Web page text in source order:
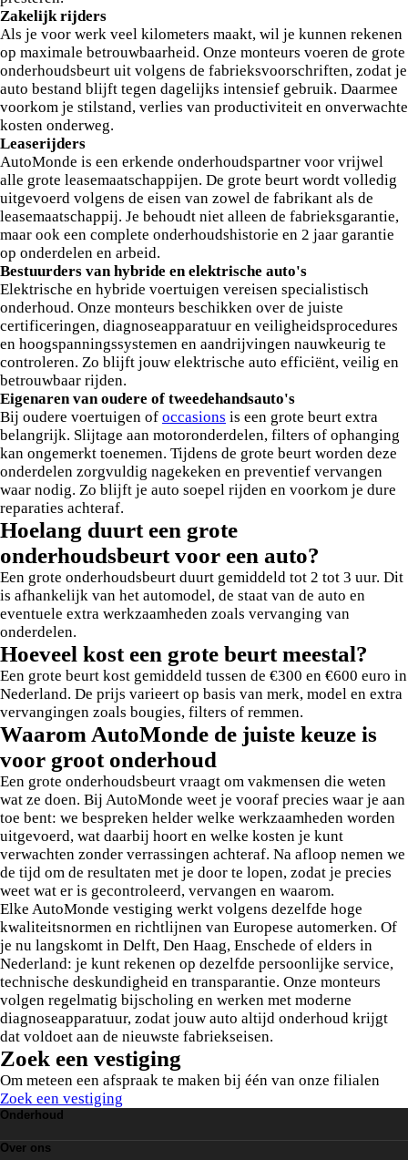
Zakelijk rijders
Als je voor werk veel kilometers maakt, wil je kunnen rekenen
op maximale betrouwbaarheid. Onze monteurs voeren de grote
onderhoudsbeurt uit volgens de fabrieksvoorschriften, zodat je
auto bestand blijft tegen dagelijks intensief gebruik. Daarmee
voorkom je stilstand, verlies van productiviteit en onverwachte
kosten onderweg.
Leaserijders
AutoMonde is een erkende onderhoudspartner voor vrijwel
alle grote leasemaatschappijen. De grote beurt wordt volledig
uitgevoerd volgens de eisen van zowel de fabrikant als de
leasemaatschappij. Je behoudt niet alleen de fabrieksgarantie,
maar ook een complete onderhoudshistorie en 2 jaar garantie
op onderdelen en arbeid.
Bestuurders van hybride en elektrische auto's
Elektrische en hybride voertuigen vereisen specialistisch
onderhoud. Onze monteurs beschikken over de juiste
certificeringen, diagnoseapparatuur en veiligheidsprocedures
en hoogspanningssystemen en aandrijvingen nauwkeurig te
controleren. Zo blijft jouw elektrische auto efficiënt, veilig en
betrouwbaar rijden.
Eigenaren van oudere of tweedehandsauto's
Bij oudere voertuigen of occasions is een grote beurt extra
belangrijk. Slijtage aan motoronderdelen, filters of ophanging
kan ongemerkt toenemen. Tijdens de grote beurt worden deze
onderdelen zorgvuldig nagekeken en preventief vervangen
waar nodig. Zo blijft je auto soepel rijden en voorkom je dure
reparaties achteraf.
Hoelang duurt een grote
onderhoudsbeurt voor een auto?
Een grote onderhoudsbeurt duurt gemiddeld tot 2 tot 3 uur. Dit
is afhankelijk van het automodel, de staat van de auto en
eventuele extra werkzaamheden zoals vervanging van
onderdelen.
Hoeveel kost een grote beurt meestal?
Een grote beurt kost gemiddeld tussen de €300 en €600 euro in
Nederland. De prijs varieert op basis van merk, model en extra
vervangingen zoals bougies, filters of remmen.
Waarom AutoMonde de juiste keuze is
voor groot onderhoud
Een grote onderhoudsbeurt vraagt om vakmensen die weten
wat ze doen. Bij AutoMonde weet je vooraf precies waar je aan
toe bent: we bespreken helder welke werkzaamheden worden
uitgevoerd, wat daarbij hoort en welke kosten je kunt
verwachten zonder verrassingen achteraf. Na afloop nemen we
de tijd om de resultaten met je door te lopen, zodat je precies
weet wat er is gecontroleerd, vervangen en waarom.
Elke AutoMonde vestiging werkt volgens dezelfde hoge
kwaliteitsnormen en richtlijnen van Europese automerken. Of
je nu langskomt in Delft, Den Haag, Enschede of elders in
Nederland: je kunt rekenen op dezelfde persoonlijke service,
technische deskundigheid en transparantie. Onze monteurs
volgen regelmatig bijscholing en werken met moderne
diagnoseapparatuur, zodat jouw auto altijd onderhoud krijgt
dat voldoet aan de nieuwste fabriekseisen.
Zoek een vestiging
Om meteen een afspraak te maken bij één van onze filialen
Zoek een vestiging
Onderhoud
Leaseonderhoud
Over ons